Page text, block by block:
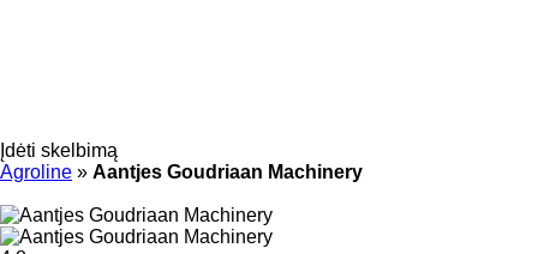
Įdėti skelbimą
Agroline » Aantjes Goudriaan Machinery